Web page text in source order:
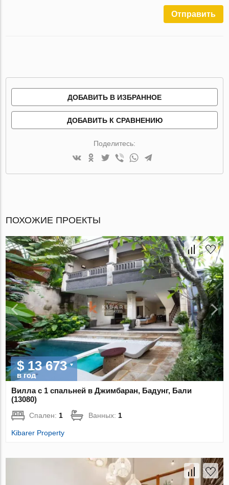
Отправить
ДОБАВИТЬ В ИЗБРАННОЕ
ДОБАВИТЬ К СРАВНЕНИЮ
Поделитесь:
ПОХОЖИЕ ПРОЕКТЫ
$ 13 673
в год
Вилла с 1 спальней в Джимбаран, Бадунг, Бали
(13080)
Спален:1 Ванных:1
Kibarer Property